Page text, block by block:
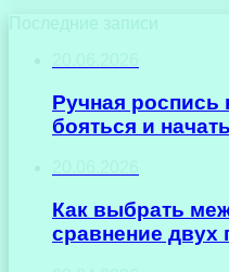
Последние записи
Ручная роспись
бояться и
Как выбрать
сравнение